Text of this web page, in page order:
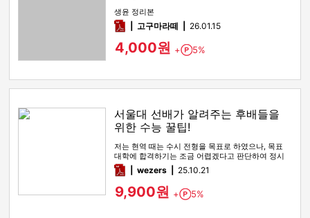
생윤 정리본
pdf고구마라떼 26.01.15
4,000원 + Point
5%
서울대 선배가 알려주는 후배들을
위한 수능 꿀팁!
저는 현역 때는 수시 전형을 목표로 하였으나, 목표
대학에 합격하기는 조금 어렵겠다고 판단하여 정시
전형을 노리며 재수를 시…
pdfwezers 25.10.21
9,900원 + Point
5%